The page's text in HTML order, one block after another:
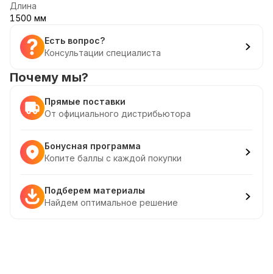
Длина
1500 мм
Есть вопрос?
Консультации специалиста
Почему мы?
Прямые поставки
От официального дистрибьютора
Бонусная программа
Копите баллы с каждой покупки
Подберем материалы
Найдем оптимальное решение